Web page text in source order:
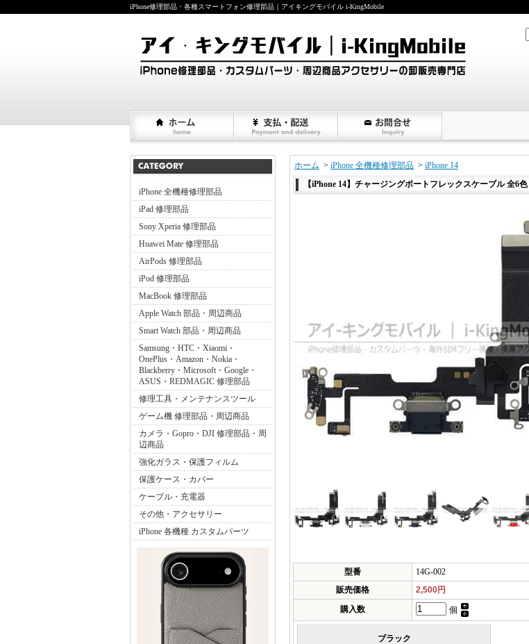
iPhone修理部品・各種スマートフォン修理部品｜アイキングモバイル i-KingMobile
iPhone 全機種修理部品
iPad 修理部品
Sony Xperia 修理部品
Huawei Mate 修理部品
AirPods 修理部品
iPod 修理部品
MacBook 修理部品
Apple Watch 部品・周辺商品
Smart Watch 部品・周辺商品
Samsung・HTC・Xiaomi・
OnePlus・Amazon・Nokia・
Blackberry・Microsoft・Google・
ASUS・REDMAGIC 修理部品
修理工具・メンテナンスツール
ゲーム機 修理部品・周辺商品
カメラ・Gopro・DJI 修理部品・周
辺商品
強化ガラス・保護フィルム
保護ケース・カバー
ケーブル・充電器
その他・アクセサリー
iPhone 各機種 カスタムパーツ
ホーム > iPhone 全機種修理部品 > iPhone 14
【iPhone 14】チャージングポートフレックスケーブル 全6色
型番
14G-002
販売価格
2,500円
購入数
個
ブラック